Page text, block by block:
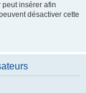
peut insérer afin
désactiver cette